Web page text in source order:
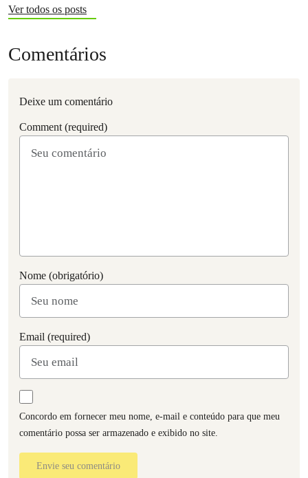
Ver todos os posts
Comentários
Deixe um comentário
Comment (required)
Nome (obrigatório)
Email (required)
Concordo em fornecer meu nome, e-mail e conteúdo para que meu
comentário possa ser armazenado e exibido no site.
Envie seu comentário